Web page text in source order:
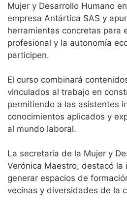
Mujer y Desarrollo Humano
empresa Antártica SAS y
herramientas concretas para
profesional y la autonomía
participen.
El curso combinará
vinculados al trabajo en
permitiendo a las asistentes
conocimientos aplicados y
al mundo laboral.
La secretaria de la Mujer y
Verónica Maestro, destacó la
generar espacios de
vecinas y diversidades de la